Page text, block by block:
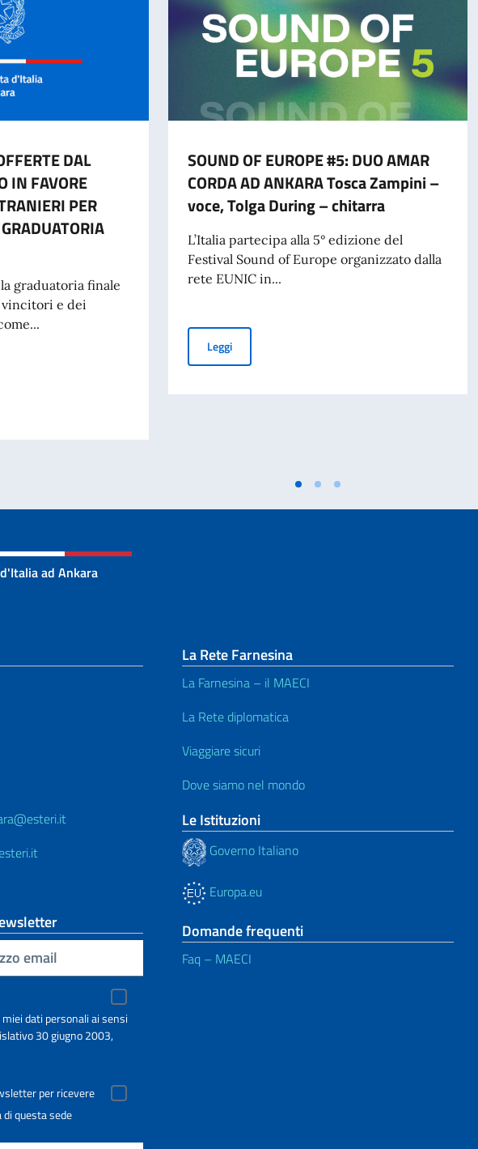
DAL
IN FAVORE
PER
graduatoria finale
e dei
DAL GOVERNO ITALIANO IN FAVORE DEGLI STUDENTI STRANIERI PER L’A.A. 2026-2027
SOUND OF EUROPE #5: DUO AMAR
CORDA AD ANKARA Tosca Zampini –
voce, Tolga During – chitarra
L’Italia partecipa alla 5° edizione del
Festival Sound of Europe organizzato dalla
rete EUNIC in...
LeggiSOUND OF EUROPE #5: DUO AMAR CORDA AD
ad Ankara
dati personali ai sensi
30 giugno 2003,
per ricevere
questa sede
La Rete Farnesina
La Farnesina – il MAECI
La Rete diplomatica
Viaggiare sicuri
Dove siamo nel mondo
Le Istituzioni
Governo Italiano
Europa.eu
Domande frequenti
Faq – MAECI